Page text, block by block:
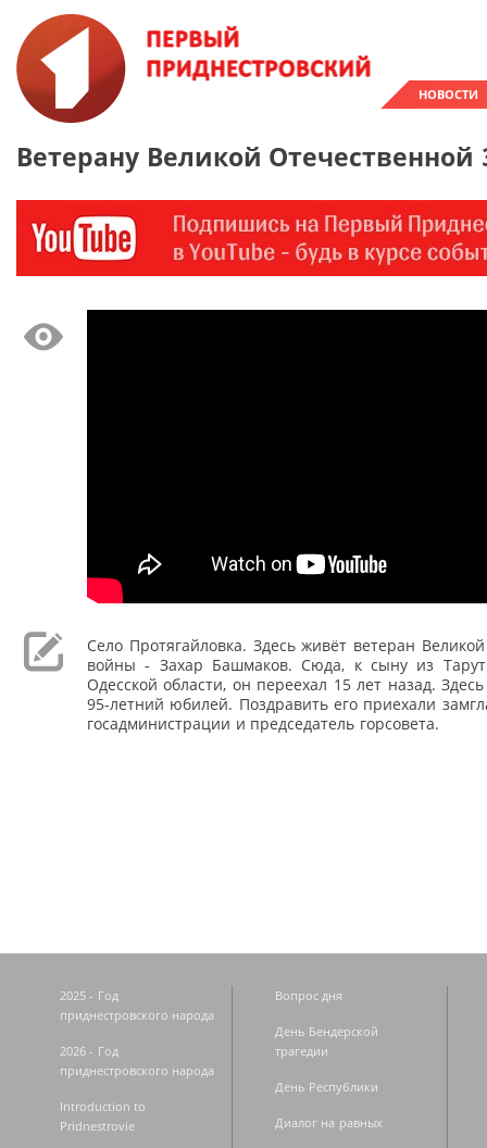
НОВОСТИ
Ветерану Великой
Село Протягайловка. Здесь живёт ветеран
войны - Захар Башмаков. Сюда, к сыну из
Одесской области, он переехал 15 лет назад.
95-летний юбилей. Поздравить его приехали
госадминистрации и председатель горсовета.
2025 - Год
приднестровского народа
2026 - Год
приднестровского народа
Introduction to
Pridnestrovie
Вопрос дня
День Бендерской
трагедии
День Республики
Диалог на равных